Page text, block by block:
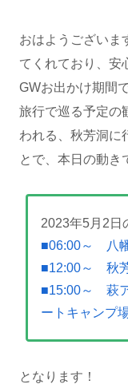
おはようございま
てくれており、安
GWお出かけ期間
旅行で巡る予定の
われる、秋芳洞に
とで、本日の動き
2023年5月2日
■06:00～ 八
■12:00～ 秋
■15:00～ 萩
ートキャンプ
となります！